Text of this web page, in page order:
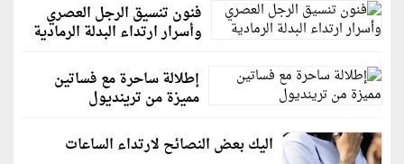
فنون تنسيق الرجل العصري
وأسرار ارتداء البدلة الرمادية
إطلالة ساحرة مع فساتين
مميزة من ترينديول
اليك بعض النصائح لارتداء الساعات